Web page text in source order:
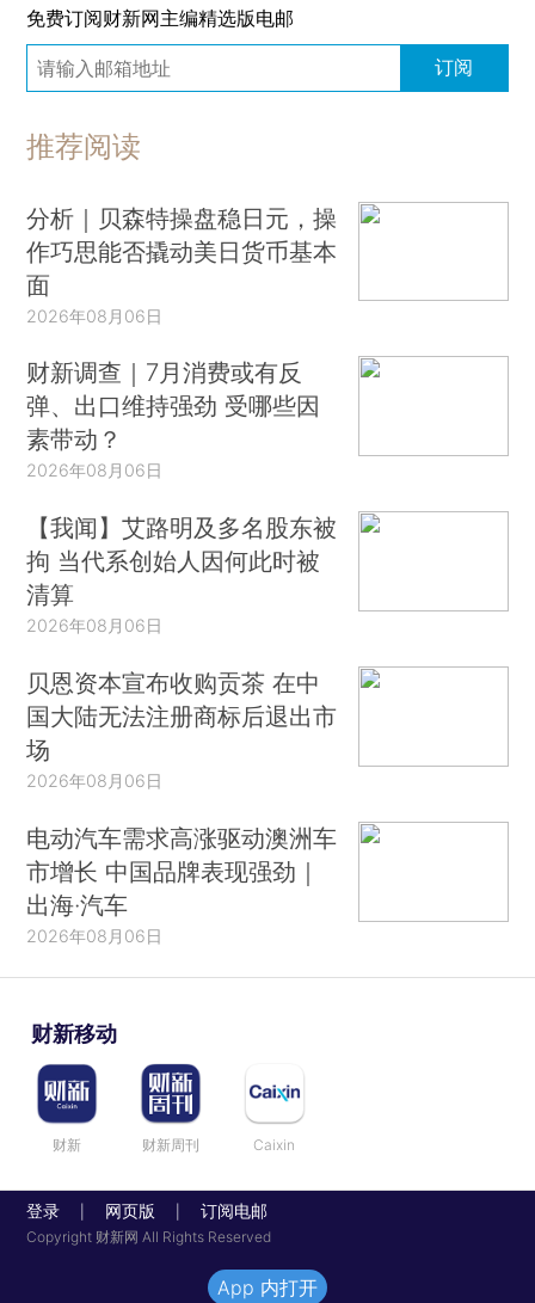
免费订阅财新网主编精选版电邮
订阅
推荐阅读
分析｜贝森特操盘稳日元，操
作巧思能否撬动美日货币基本
面
2026年08月06日
财新调查｜7月消费或有反
弹、出口维持强劲 受哪些因
素带动？
2026年08月06日
【我闻】艾路明及多名股东被
拘 当代系创始人因何此时被
清算
2026年08月06日
贝恩资本宣布收购贡茶 在中
国大陆无法注册商标后退出市
场
2026年08月06日
电动汽车需求高涨驱动澳洲车
市增长 中国品牌表现强劲｜
出海·汽车
2026年08月06日
财新移动
财新 财新周刊 Caixin
登录 网页版 订阅电邮
Copyright 财新网 All Rights Reserved
App 内打开